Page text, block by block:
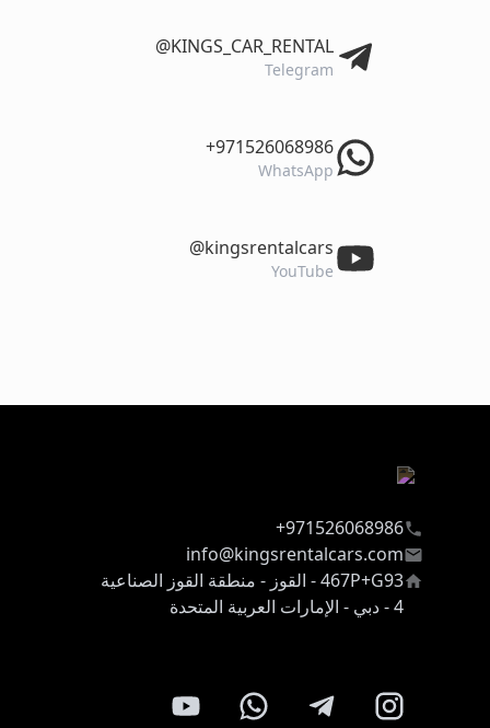
‎@KINGS_CAR_RENTAL
Telegram
‎+971526068986
WhatsApp
‎@kingsrentalcars
YouTube
971526068986+
info@kingsrentalcars.com
467P+G93 - القوز - منطقة القوز الصناعية
4 - دبي - الإمارات العربية المتحدة